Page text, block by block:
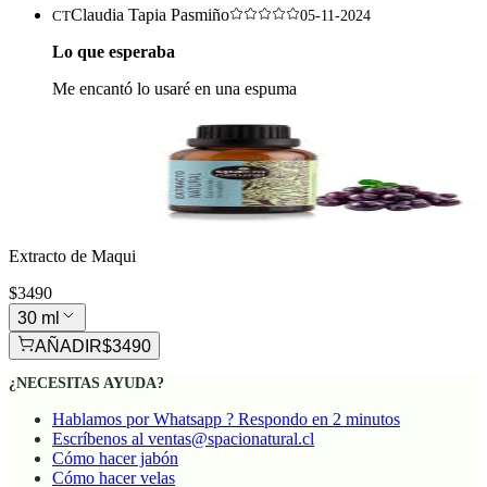
CTClaudia Tapia Pasmiño 05-11-2024
Lo que esperaba
Me encantó lo usaré en una espuma
Extracto de Maqui
$3490
30 ml
AÑADIR$3490
¿NECESITAS AYUDA?
Hablamos por Whatsapp ? Respondo en 2 minutos
Escríbenos al ventas@spacionatural.cl
Cómo hacer jabón
Cómo hacer velas